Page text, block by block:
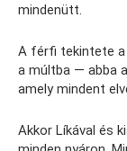
mindenütt.
A férfi tekintete
a múltba — abba
amely mindent
Akkor Líkával és